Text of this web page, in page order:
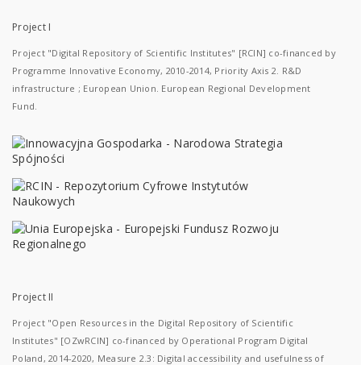
Project I
Project "Digital Repository of Scientific Institutes" [RCIN] co-financed by
Programme Innovative Economy, 2010-2014, Priority Axis 2. R&D
infrastructure ; European Union. European Regional Development
Fund.
Project II
Project "Open Resources in the Digital Repository of Scientific
Institutes" [OZwRCIN] co-financed by Operational Program Digital
Poland, 2014-2020, Measure 2.3: Digital accessibility and usefulness of